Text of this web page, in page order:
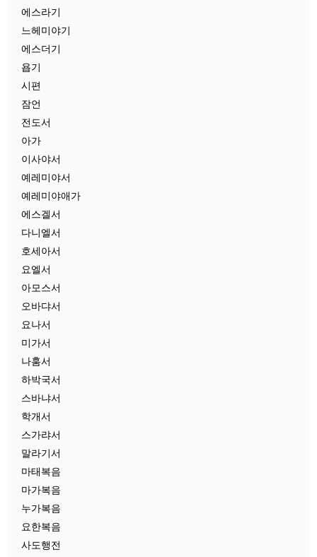
에스라기
느헤미야기
에스더기
욥기
시편
잠언
전도서
아가
이사야서
예레미야서
예레미야애가
에스겔서
다니엘서
호세아서
요엘서
아모스서
오바댜서
요나서
미가서
나훔서
하박국서
스바냐서
학개서
스가랴서
말라기서
마태복음
마가복음
누가복음
요한복음
사도행전